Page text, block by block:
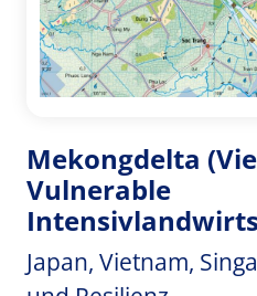
Mekongdelta
Vulnerable
Japan, Vietnam,